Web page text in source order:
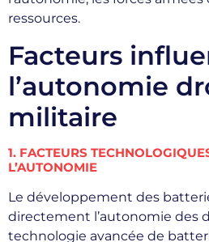
ressources.
Facteurs
l’autonomie
militaire
1. FACTEURS
L’AUTONOMIE
Le développement des
directement l’autonomie des
technologie avancée de